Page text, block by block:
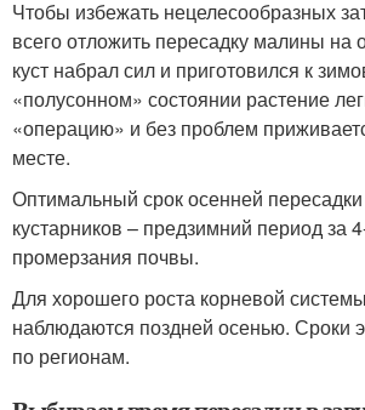
Чтобы избежать нецелесообразных
всего отложить пересадку малины на
куст набрал сил и приготовился к
«полусонном» состоянии растение
«операцию» и без проблем
месте.
Оптимальный срок осенней
кустарников – предзимний период за
промерзания почвы.
Для хорошего роста корневой
наблюдаются поздней осенью. Сроки
по регионам.